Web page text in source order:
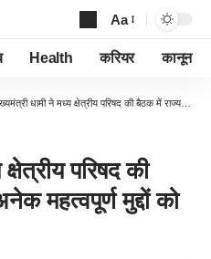
Font
Resizer
Aa
Health करियर कानून
धामी ने मध्य क्षेत्रीय परिषद की बैठक में राज्य से जुड़े अनेक महत्वपूर्ण मुद्दों को उठाया
परिषद की
महत्वपूर्ण मुद्दों को